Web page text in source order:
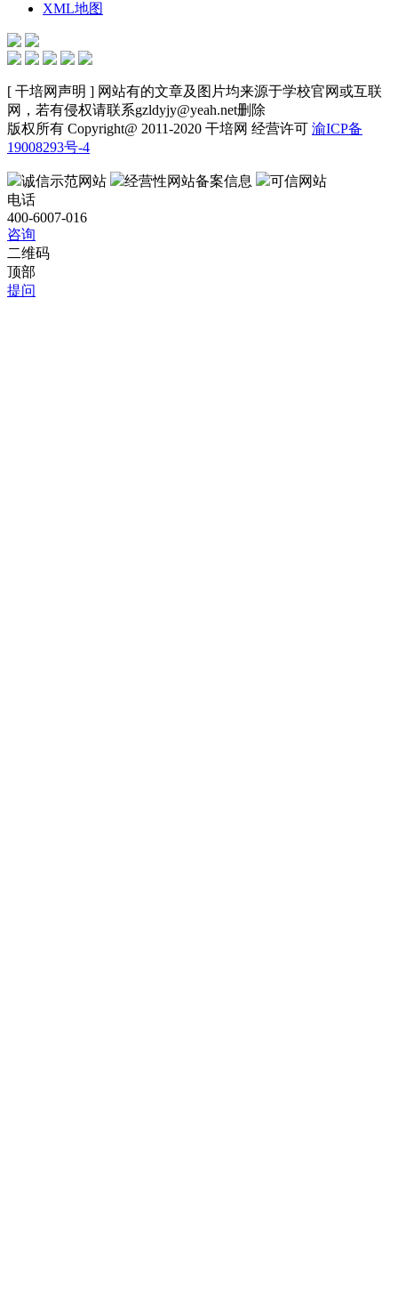
XML地图
[ 干培网声明 ] 网站有的文章及图片均来源于学校官网或互联
网，若有侵权请联系gzldyjy@yeah.net删除
版权所有 Copyright@ 2011-2020 干培网 经营许可 渝ICP备
19008293号-4
诚信示范网站 经营性网站备案信息
可信网站
电话
400-6007-016
咨询
二维码
顶部
提问